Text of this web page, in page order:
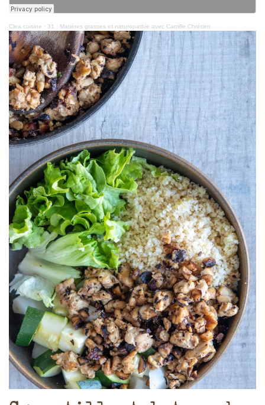
Clea cuisine · 31 : Matières grasses et naturopathie avec Camille Chrétien